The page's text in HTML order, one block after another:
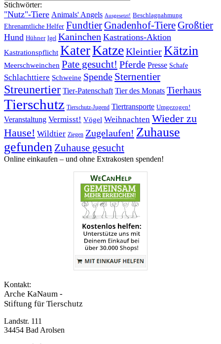
Stichwörter:
"Nutz"-Tiere Animals' Angels Ausgesetzt! Beschlagnahmung
Ehrenamtliche Helfer FundtierGnadenhof-TiereGroßtier
Hund Hühner Igel Kaninchen Kastrations-Aktion
Kastrationspflicht KaterKatzeKleintierKätzin
Meerschweinchen Pate gesucht! Pferde Presse Schafe
Schlachttiere Schweine Spende Sternentier
Streunertier Tier-Patenschaft Tier des Monats Tierhaus
Tierschutz Tierschutz-Jugend Tiertransporte Umgezogen!
Veranstaltung Vermisst! Vögel Weihnachten Wieder zu
Hause! Wildtier Ziegen Zugelaufen! Zuhause
gefunden Zuhause gesucht
Online einkaufen – ­und ohne Extrakosten spenden!
Kontakt:
Arche KaNaum -
Stiftung für Tierschutz
Landstr. 111
34454 Bad Arolsen